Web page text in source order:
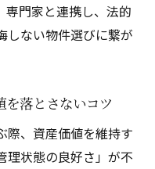
専門家と連携し、法的
しない物件選びに繋が
落とさないコツ
際、資産価値を維持す
理状態の良好さ」が不